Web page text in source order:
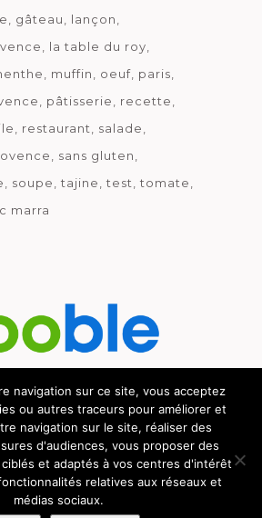
gâteau
lançon
la table du roy
muffin oeuf paris
pâtisserie
recette
restaurant
salade
sans gluten
soupe tajine test
tomate
marra
le métier de la cuisine.
2019 - 2026 - HÉBERGÉ CHEZ
navigation sur ce site, vous acceptez
ou autres traceurs pour améliorer et
navigation sur le site, réaliser des
d'audiences, vous proposer des
et adaptés à vos centres d'intérêt
relatives aux réseaux et
médias sociaux.